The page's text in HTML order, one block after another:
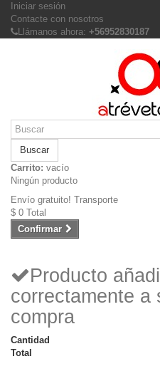
Iniciar sesión
Contacte con nosotros
Llámanos ahora: +56952830187
Buscar
Carrito: vacío
Ningún producto
Envío gratuito! Transporte
$ 0 Total
Confirmar
Producto
correctamente a
compra
Cantidad
Total